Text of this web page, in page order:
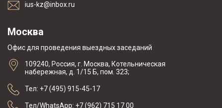
ius-kz@inbox.ru
Москва
Офис для проведения выездных заседаний
109240, Россия, г. Москва, Котельническая
набережная, д. 1/15 Б, пом. 323;
Тел: +7 (495) 915-45-17
Тел/WhatsApp: +7 (962) 715 17 00